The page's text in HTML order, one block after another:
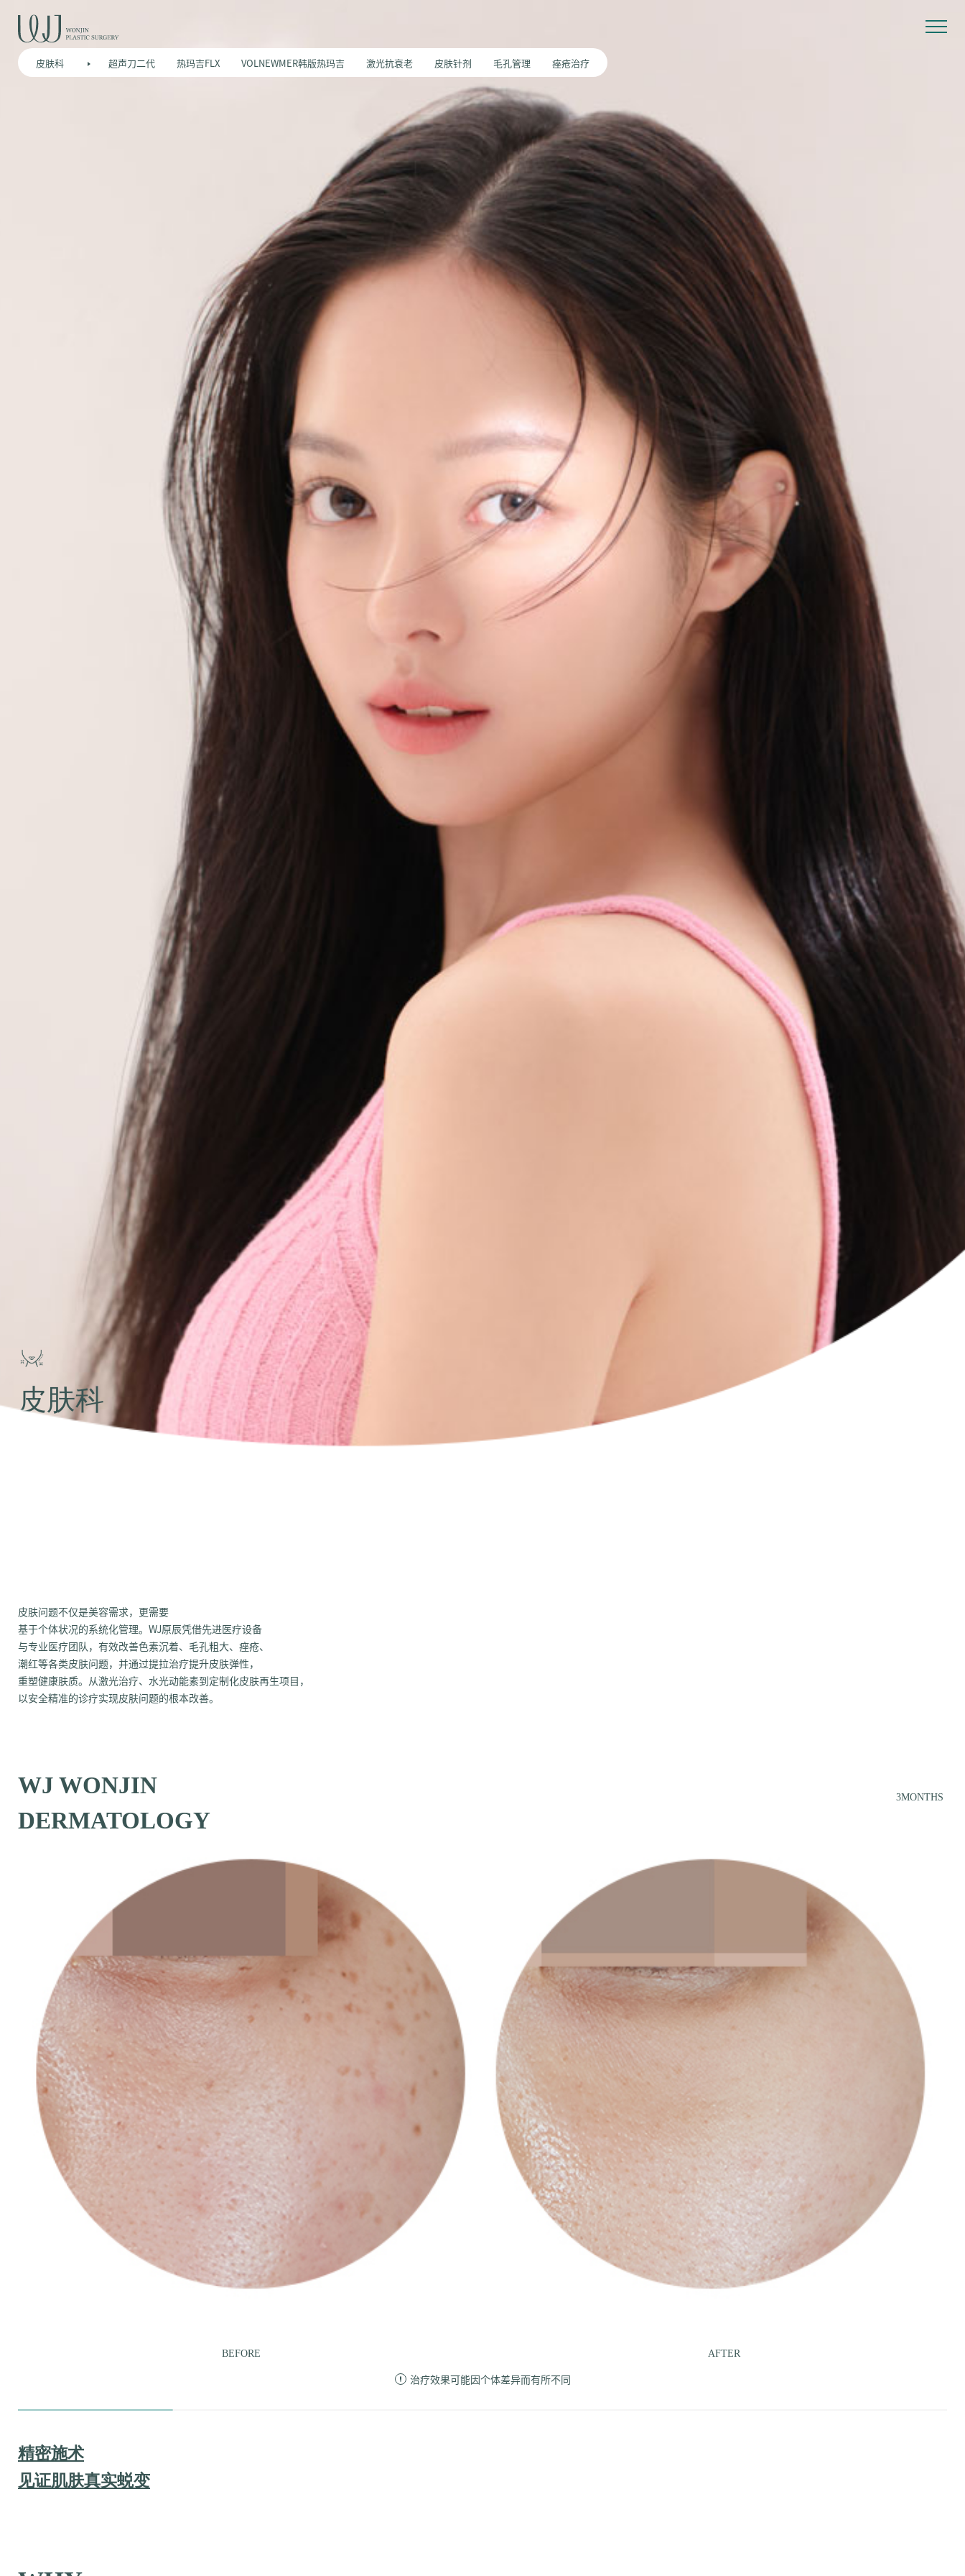
皮肤科 超声刀二代 热玛吉FLX VOLNEWMER韩版热玛吉 激光抗衰老 皮肤针剂 毛孔管理 痤疮治疗
皮肤科
皮肤问题不仅是美容需求，更需要
基于个体状况的系统化管理。WJ原辰凭借先进医疗设备
与专业医疗团队，有效改善色素沉着、毛孔粗大、痤疮、
潮红等各类皮肤问题，并通过提拉治疗提升皮肤弹性，
重塑健康肤质。从激光治疗、水光动能素到定制化皮肤再生项目，
以安全精准的诊疗实现皮肤问题的根本改善。
WJ WONJIN
DERMATOLOGY
3MONTHS
BEFORE AFTER
治疗效果可能因个体差异而有所不同
精密施术
见证肌肤真实蜕变